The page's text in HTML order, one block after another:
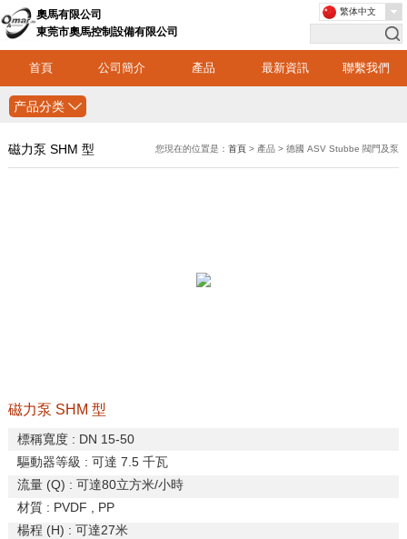
奧馬有限公司
東莞市奧馬控制設備有限公司
首頁 公司簡介 產品 最新資訊 聯繫我們
繁体中文
产品分类
磁力泵 SHM 型 您現在的位置是：首頁 > 產品 > 德國 ASV Stubbe 閥門及泵
磁力泵 SHM 型
標稱寬度: DN 15-50
驅動器等級 : 可達 7.5 千瓦
流量(Q) : 可達80立方米/小時
材質: PVDF , PP
楊程 (H) : 可達27米